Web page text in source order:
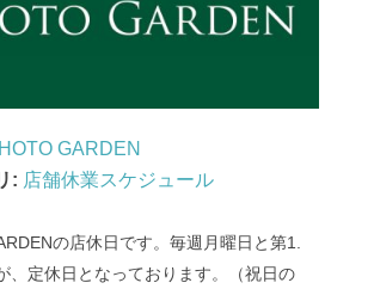
GARDEN
: 店舗休業スケジュール
の店休日です。毎週月曜日と第1.
、定休日となっております。（祝日の